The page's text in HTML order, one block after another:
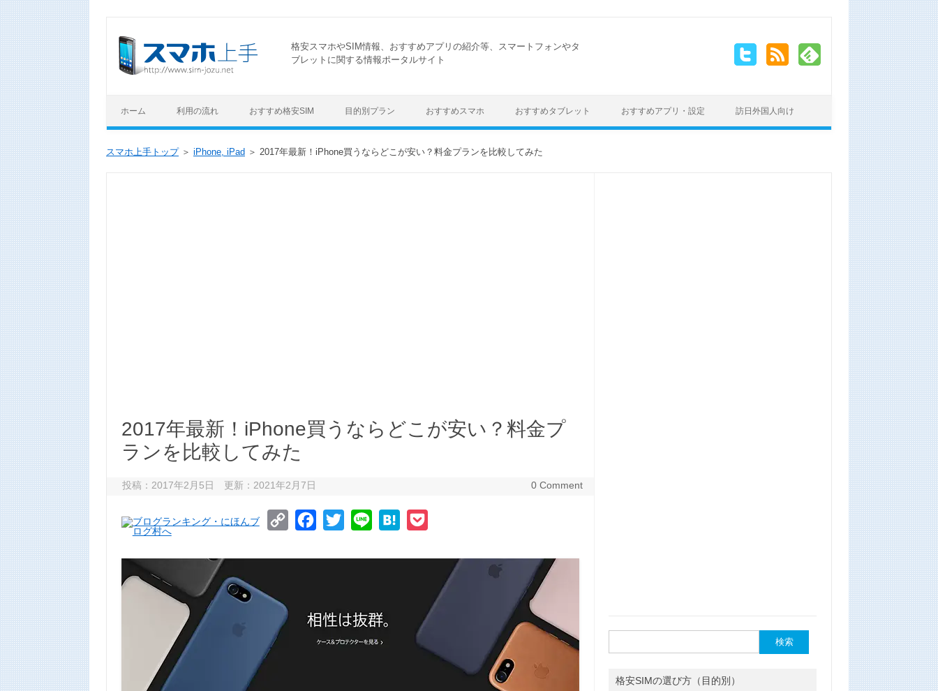
格安スマホやSIM情報、おすすめアプリの紹介等、スマートフォンやタ
ブレットに関する情報ポータルサイト
ホーム 利用の流れ おすすめ格安SIM 目的別プラン おすすめスマホ おすすめタブレット おすすめアプリ・設定 訪日外国人向け
スマホ上手トップ iPhone, iPad 2017年最新！iPhone買うならどこが安い？料金プランを比較してみた
2017年最新！iPhone買うならどこが安い？料金プ
ランを比較してみた
投稿：2017年2月5日 更新：2021年2月7日 0 Comment
p
c
o
o
i
e
r
n
t
c
e
索:
格安SIMの選び方（目的別）